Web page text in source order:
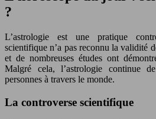
?
L’astrologie est une pratique
scientifique n’a pas reconnu la validité
et de nombreuses études ont
Malgré cela, l’astrologie continue
personnes à travers le monde.
La controverse scientifique